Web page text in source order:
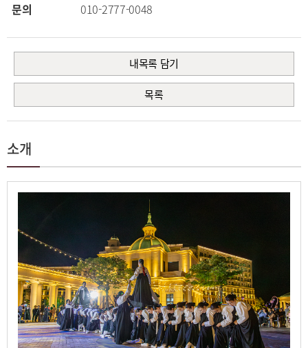
문의
010-2777-0048
내목록 담기
목록
소개